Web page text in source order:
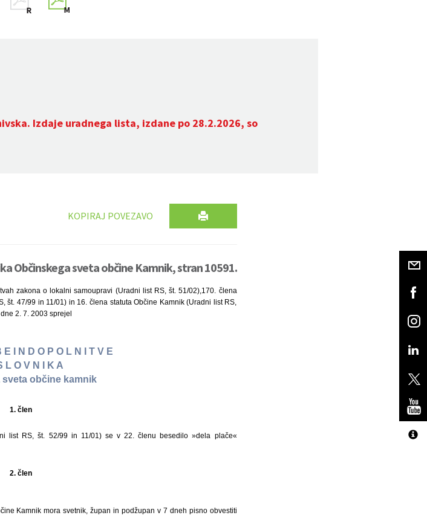
Izdaje uradnega lista, izdane po 28.2.2026, so
KOPIRAJ POVEZAVO
Občinskega sveta občine Kamnik, stran 10591.
zakona o lokalni samoupravi (Uradni list RS, št. 51/02),170. člena
št. 47/99 in 11/01) in 16. člena statuta Občine Kamnik (Uradni list RS,
2. 7. 2003 sprejel
E I N D O P O L N I T V E
L O V N I K A
občine kamnik
1. člen
list RS, št. 52/99 in 11/01) se v 22. členu besedilo »dela plače«
2. člen
Kamnik mora svetnik, župan in podžupan v 7 dneh pisno obvestiti